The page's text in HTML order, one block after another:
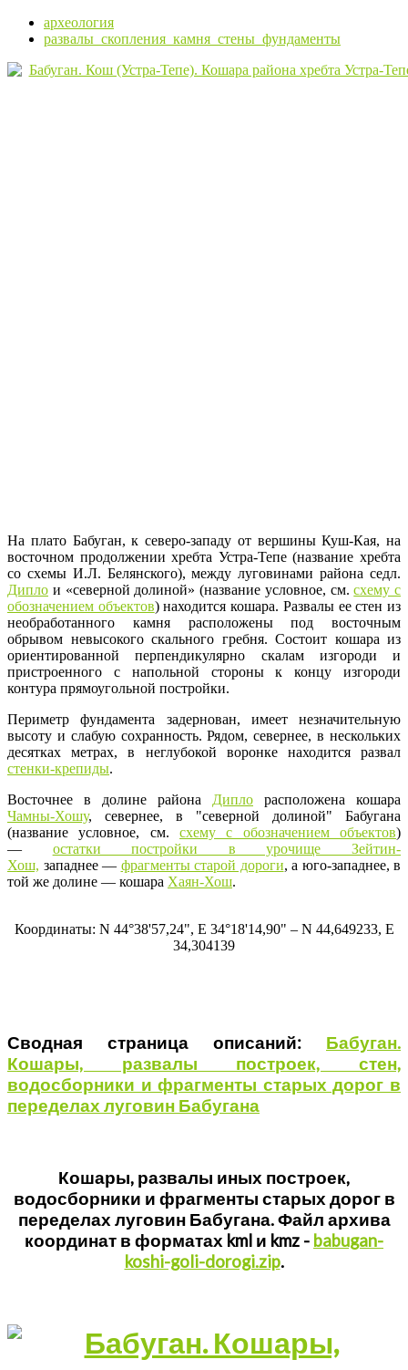
археология
развалы_скопления_камня_стены_фундаменты
На плато Бабуган, к северо-западу от вершины Куш-Кая, на
восточном продолжении хребта Устра-Тепе (название хребта
со схемы И.Л. Белянского), между луговинами района седл.
Дипло и «северной долиной» (название условное, см.схему с
обозначением объектов) находится кошара. Развалы ее стен из
необработанного камня расположены под восточным
обрывом невысокого скального гребня. Состоит кошара из
ориентированной перпендикулярно скалам изгороди и
пристроенного с напольной стороны к концу изгороди
контура прямоугольной постройки.
Периметр фундамента задернован, имеет незначительную
высоту и слабую сохранность. Рядом, севернее, в нескольких
десятках метрах, в неглубокой воронке находится развал
стенки-крепиды.
Восточнее в долине района Дипло расположена кошара
Чамны-Хошу, севернее, в "северной долиной" Бабугана
(название условное, см. схему с обозначением объектов)
— остатки постройки в урочище Зейтин-
Хош, западнее — фрагменты старой дороги, а юго-западнее, в
той же долине — кошара Хаян-Хош.
Координаты: N 44°38'57,24", Е 34°18'14,90" – N 44,649233, E
34,304139
Сводная страница описаний: Бабуган.
Кошары, развалы построек, стен,
водосборники и фрагменты старых дорог в
переделах луговин Бабугана
Кошары, развалы иных построек,
водосборники и фрагменты старых дорог в
переделах луговин Бабугана. Файл архива
координат в форматах kml и kmz - babugan-
koshi-goli-dorogi.zip.